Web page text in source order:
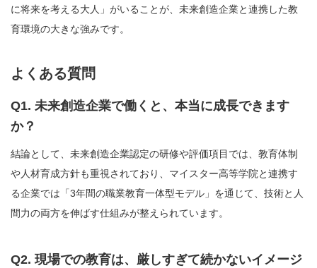
に将来を考える大人」がいることが、未来創造企業と連携した教
育環境の大きな強みです。
よくある質問
Q1. 未来創造企業で働くと、本当に成長できます
か？
結論として、未来創造企業認定の研修や評価項目では、教育体制
や人材育成方針も重視されており、マイスター高等学院と連携す
る企業では「3年間の職業教育一体型モデル」を通じて、技術と人
間力の両方を伸ばす仕組みが整えられています。
Q2. 現場での教育は、厳しすぎて続かないイメージ